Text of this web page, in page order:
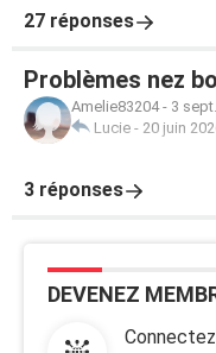
27 réponses
Problèmes nez
Amelie83204- 3
Lucie - 20 juin
3 réponses
DEVENEZ